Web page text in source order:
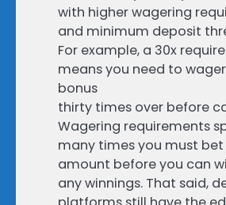
with higher wagering
and minimum deposit
For example, a 30x
means you need to
bonus
thirty times over before
Wagering requirements
many times you must
amount before you can
any winnings. That said,